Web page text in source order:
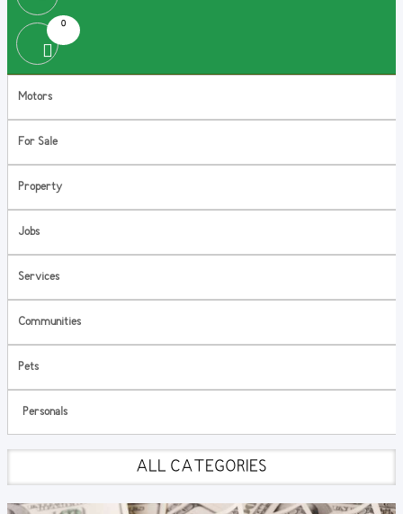
0
Motors
For Sale
Property
Jobs
Services
Communities
Pets
Personals
ALL CATEGORIES